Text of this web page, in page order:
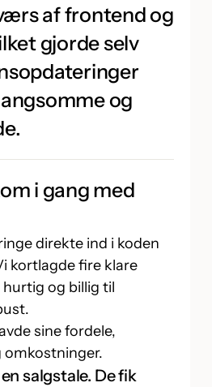
af frontend og
gjorde selv
og
i gang med
direkte ind i koden
kortlagde fire klare
og billig til
sine fordele,
omkostninger.
salgstale. De fik